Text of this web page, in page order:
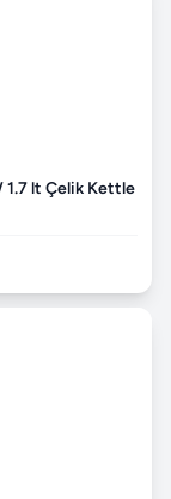
lt Çelik Kettle